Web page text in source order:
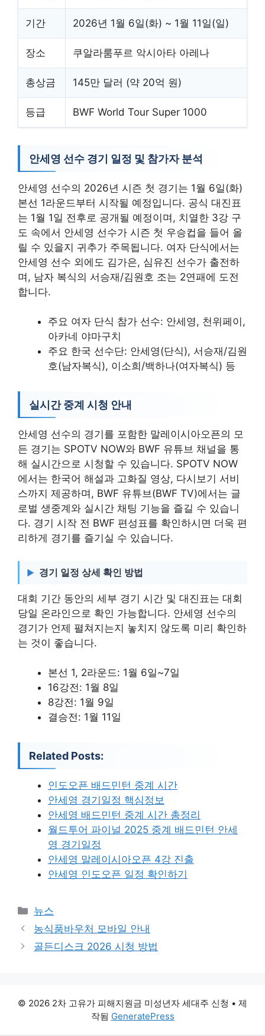
기간 2026년 1월 6일(화) ~ 1월 11일(일)
장소 쿠알라룸푸르 악시아타 아레나
총상금 145만 달러 (약 20억 원)
등급 BWF World Tour Super 1000
안세영 선수 경기 일정 및 참가자 분석
안세영 선수의 2026년 시즌 첫 경기는 1월 6일(화)
본선 1라운드부터 시작될 예정입니다. 공식 대진표
는 1월 1일 전후로 공개될 예정이며, 치열한 3강 구
도 속에서 안세영 선수가 시즌 첫 우승컵을 들어 올
릴 수 있을지 귀추가 주목됩니다. 여자 단식에서는
안세영 선수 외에도 김가은, 심유진 선수가 출전하
며, 남자 복식의 서승재/김원호 조는 2연패에 도전
합니다.
주요 여자 단식 참가 선수: 안세영, 천위페이,
아카네 야마구치
주요 한국 선수단: 안세영(단식), 서승재/김원
호(남자복식), 이소희/백하나(여자복식) 등
실시간 중계 시청 안내
안세영 선수의 경기를 포함한 말레이시아오픈의 모
든 경기는 SPOTV NOW와 BWF 유튜브 채널을 통
해 실시간으로 시청할 수 있습니다. SPOTV NOW
에서는 한국어 해설과 고화질 영상, 다시보기 서비
스까지 제공하며, BWF 유튜브(BWF TV)에서는 글
로벌 생중계와 실시간 채팅 기능을 즐길 수 있습니
다. 경기 시작 전 BWF 편성표를 확인하시면 더욱 편
리하게 경기를 즐기실 수 있습니다.
경기 일정 상세 확인 방법
대회 기간 동안의 세부 경기 시간 및 대진표는 대회
당일 온라인으로 확인 가능합니다. 안세영 선수의
경기가 언제 펼쳐지는지 놓치지 않도록 미리 확인하
는 것이 좋습니다.
본선 1, 2라운드: 1월 6일~7일
16강전: 1월 8일
8강전: 1월 9일
결승전: 1월 11일
Related Posts:
인도오픈 배드민턴 중계 시간
안세영 경기일정 핵심정보
안세영 배드민턴 중계 시간 총정리
월드투어 파이널 2025 중계 배드민턴 안세
영 경기일정
안세영 말레이시아오픈 4강 진출
안세영 인도오픈 일정 확인하기
카
테
리
뉴스
농식품바우처 모바일 안내
골든디스크 2026 시청 방법
© 2026 2차 고유가 피해지원금 미성년자 세대주 신청 • 제
작됨 GeneratePress